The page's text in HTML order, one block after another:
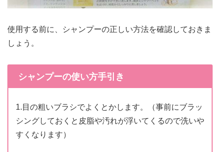
使用する前に、シャンプーの正しい方法を確認しておきま
しょう。
シャンプーの使い方手引き
1.目の粗いブラシでよくとかします。（事前にブラッ
シングしておくと皮脂や汚れが浮いてくるので洗いや
すくなります）